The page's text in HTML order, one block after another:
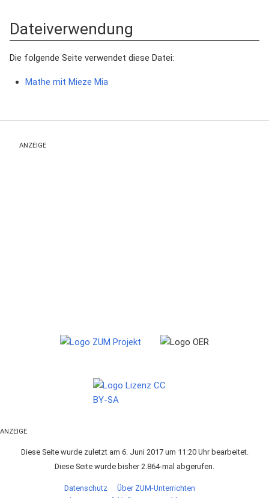
Dateiverwendung
Die folgende Seite verwendet diese Datei:
Mathe mit Mieze Mia
ANZEIGE
ANZEIGE
Diese Seite wurde zuletzt am 6. Juni 2017 um 11:20 Uhr bearbeitet.
Diese Seite wurde bisher 2.864-mal abgerufen.
Datenschutz
Über ZUM-Unterrichten